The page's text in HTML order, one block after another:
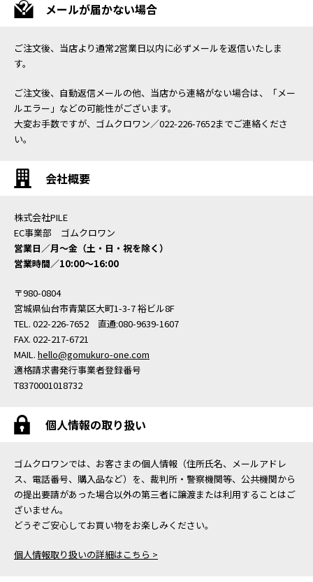
メールが届かない場合
ご注文後、当店より通常2営業日以内に必ずメールを返信いたしま
す。
ご注文後、自動返信メールの他、当店から連絡がない場合は、「メー
ルエラー」などの可能性がございます。
大変お手数ですが、ゴムクロワン／022-226-7652までご連絡くださ
い。
会社概要
株式会社PILE
EC事業部 ゴムクロワン
営業日／月〜金（土・日・祝を除く）
営業時間／10:00〜16:00
〒980-0804
宮城県仙台市青葉区大町1-3-7 裕ビル8F
TEL. 022-226-7652 直通:080-9639-1607
FAX. 022-217-6721
MAIL. hello@gomukuro-one.com
適格請求書発行事業者登録番号
T8370001018732
個人情報の取り扱い
ゴムクロワンでは、お客さまの個人情報（住所氏名、メールアドレ
ス、電話番号、購入品など）を、裁判所・警察機関等、公共機関から
の提出要請があった場合以外の第三者に譲渡または利用することはご
ざいません。
どうぞご安心してお買い物をお楽しみください。
個人情報取り扱いの詳細はこちら >